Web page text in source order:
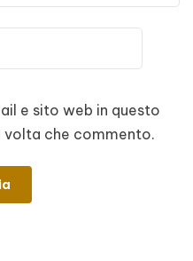
e sito web in questo
volta che commento.